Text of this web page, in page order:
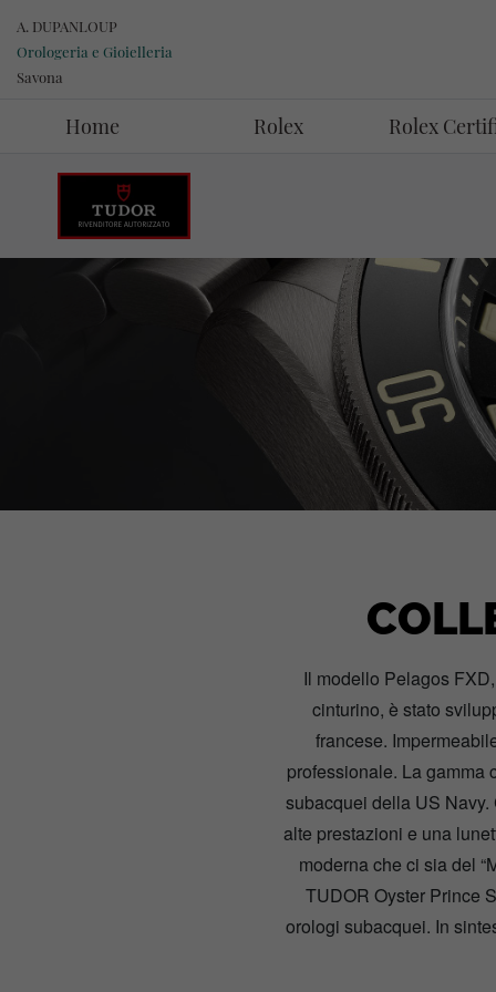
A. DUPANLOUP
Orologeria e Gioielleria
Savona
Home Rolex Rolex
Il modello Pelagos
cinturino, è stato
francese.
professionale. La gamma
subacquei della US
alte prestazioni e una
moderna che ci sia del
TUDOR Oyster Prince
orologi subacquei. In